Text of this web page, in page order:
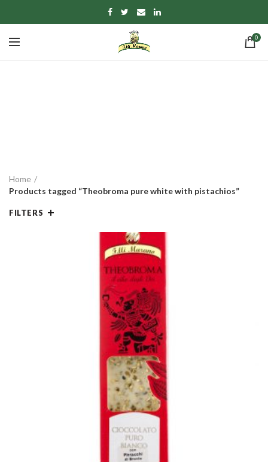
0
Home
Products tagged “Theobroma pure white with pistachios”
FILTERS